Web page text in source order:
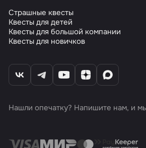
Страшные квесты
Квесты для детей
Квесты для большой компании
Квесты для новичков
Нашли опечатку? Напишите нам, и